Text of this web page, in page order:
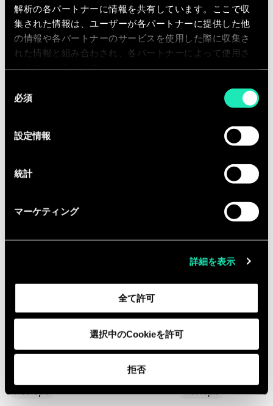
解析の各パートナーに情報を共有しています。ここで収
集された情報は、ユーザーが各パートナーに提供した他
の情報や各パートナーのサービスを使用した際に収集さ
れた情報と組み合わされ、各パートナーによって使用さ
必須
設定情報
統計
マーケティング
詳細を表示
全て許可
選択中のCookieを許可
拒否
Our Capabilities
Disover which sectors we specialize in, and our services and
What our experts say
Hot Topic Hot Topic